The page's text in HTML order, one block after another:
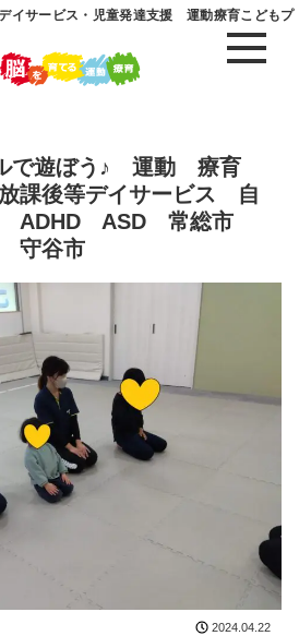
イサービス・児童発達支援 運動療育こどもプ
で遊ぼう♪ 運動 療育
課後等デイサービス 自
ADHD ASD 常総市
守谷市
2024.04.22